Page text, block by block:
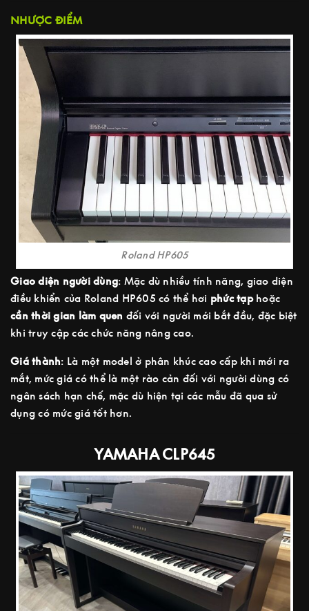
NHƯỢC ĐIỂM
Roland HP605
Giao diện người dùng: Mặc dù nhiều tính năng, giao diện
điều khiển của Roland HP605 có thể hơi phức tạphoặc
cần thời gian làm quen đối với người mới bắt đầu, đặc biệt
khi truy cập các chức năng nâng cao.
Giá thành: Là một model ở phân khúc cao cấp khi mới ra
mắt, mức giá có thể là một rào cản đối với người dùng có
ngân sách hạn chế, mặc dù hiện tại các mẫu đã qua sử
dụng có mức giá tốt hơn.
YAMAHA CLP645